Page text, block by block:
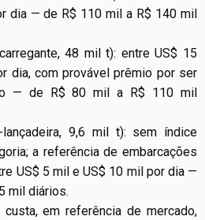
dia — de R$ 110 mil a R$ 140 mil
48 mil t): entre US$ 15
dia, com provável prêmio por ser
— de R$ 80 mil a R$ 110 mil
lançadeira, 9,6 mil t): sem índice
a referência de embarcações
US$ 5 mil e US$ 10 mil por dia —
mil diários.
em referência de mercado,